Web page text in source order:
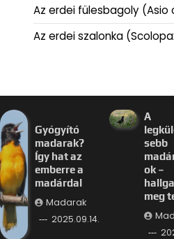
Az erdei fülesbagoly (Asio
Az erdei szalonka
Gyógyító
madarak?
Így hat az
emberre a
madárdal
Madarak
2025.09.14.
A
sebb
ok –
meg